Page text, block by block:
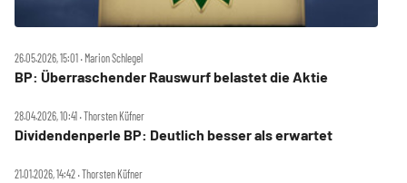
26.05.2026, 15:01 ‧ Marion Schlegel
BP: Überraschender Rauswurf belastet die Aktie
28.04.2026, 10:41 ‧ Thorsten Küfner
Dividendenperle BP: Deutlich besser als erwartet
21.01.2026, 14:42 ‧ Thorsten Küfner